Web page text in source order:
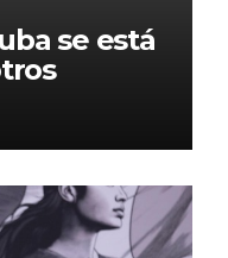
se está